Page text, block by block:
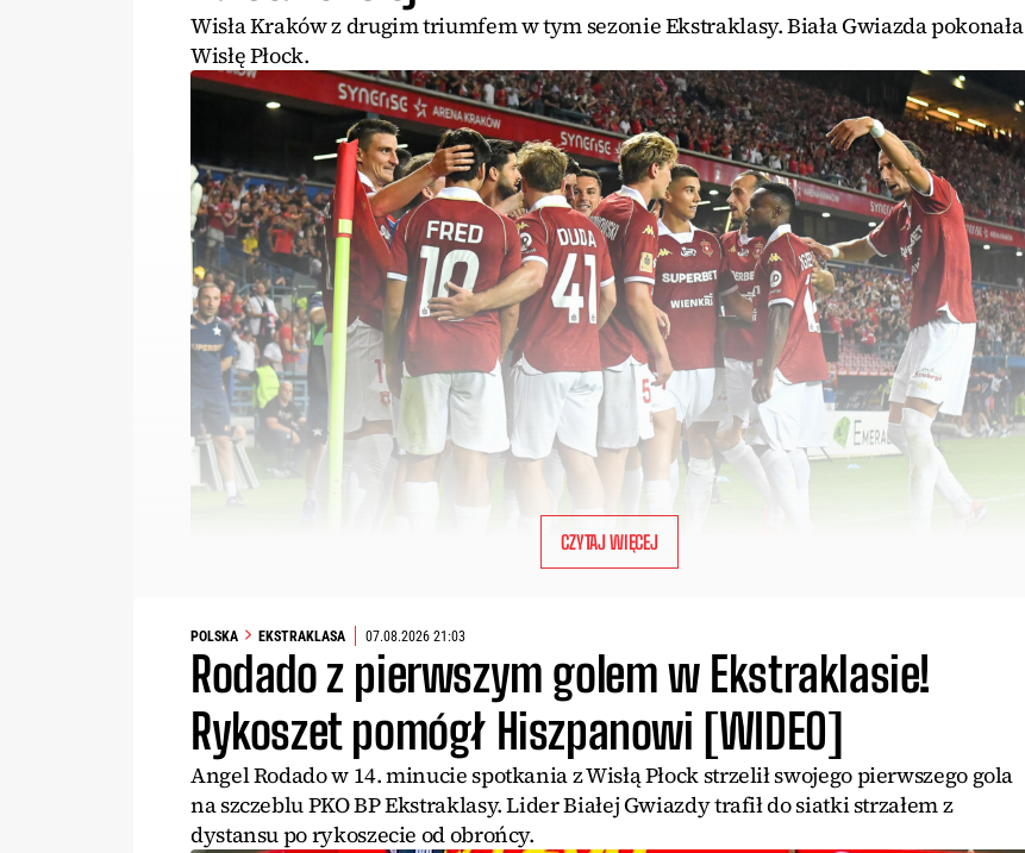
Wisła Kraków z drugim triumfem w tym sezonie Ekstraklasy. Biała Gwiazda pokonała
Wisłę Płock.
CZYTAJ WIĘCEJ
POLSKA EKSTRAKLASA 07.08.2026 21:03
Rodado z pierwszym golem w Ekstraklasie!
Rykoszet pomógł Hiszpanowi [WIDEO]
Angel Rodado w 14. minucie spotkania z Wisłą Płock strzelił swojego pierwszego gola
na szczeblu PKO BP Ekstraklasy. Lider Białej Gwiazdy trafił do siatki strzałem z
dystansu po rykoszecie od obrońcy.